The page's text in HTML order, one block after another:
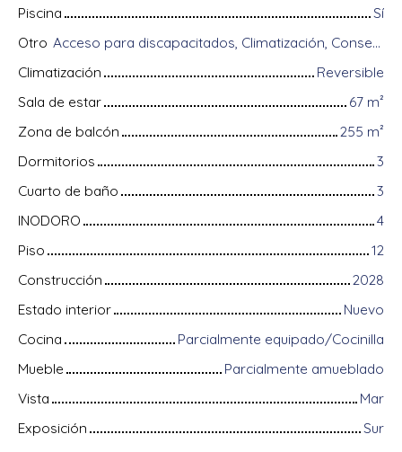
Piscina
Sí
Otro
Acceso para discapacitados, Climatización, Conserje, Digicode, Equipos domóticos, Fibra óptica, Guardián, Portón motorizado, Puerta blindada, Sistema de alarma, Videófono
Climatización
Reversible
Sala de estar
67 m²
Zona de balcón
255 m²
Dormitorios
3
Cuarto de baño
3
INODORO
4
Piso
12
Construcción
2028
Estado interior
Nuevo
Cocina
Parcialmente equipado/Cocinilla
Mueble
Parcialmente amueblado
Vista
Mar
Exposición
Sur